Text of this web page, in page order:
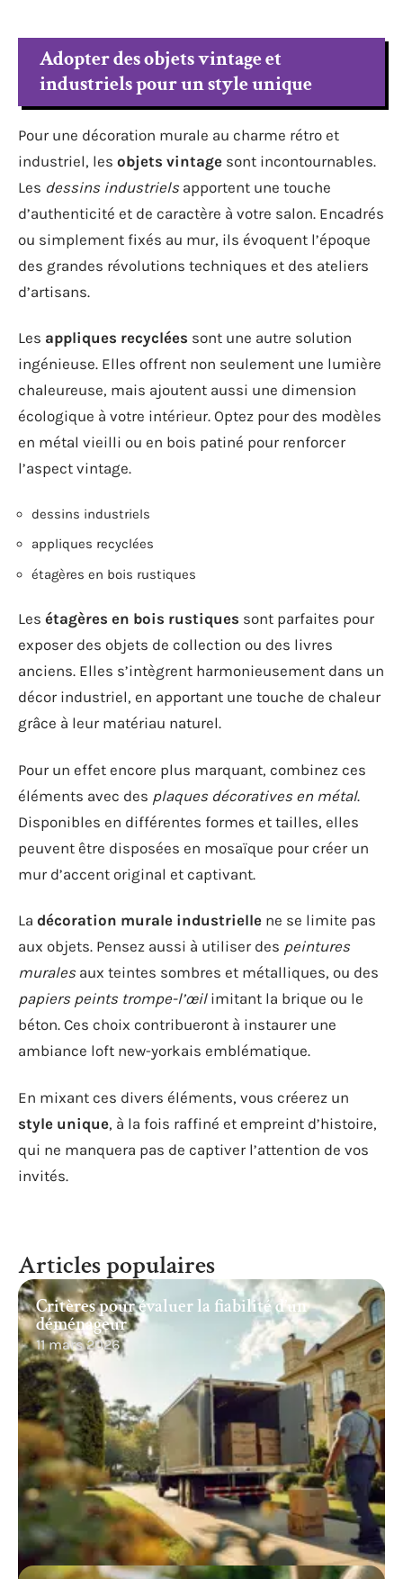
Adopter des objets vintage et
industriels pour un style unique
Pour une décoration murale au charme rétro et
industriel, les objets vintage sont incontournables.
Les dessins industrielsapportent une touche
d’authenticité et de caractère à votre salon. Encadrés
ou simplement fixés au mur, ils évoquent l’époque
des grandes révolutions techniques et des ateliers
d’artisans.
Les appliques recyclées sont une autre solution
ingénieuse. Elles offrent non seulement une lumière
chaleureuse, mais ajoutent aussi une dimension
écologique à votre intérieur. Optez pour des modèles
en métal vieilli ou en bois patiné pour renforcer
l’aspect vintage.
dessins industriels
appliques recyclées
étagères en bois rustiques
Les étagères en bois rustiques sont parfaites pour
exposer des objets de collection ou des livres
anciens. Elles s’intègrent harmonieusement dans un
décor industriel, en apportant une touche de chaleur
grâce à leur matériau naturel.
Pour un effet encore plus marquant, combinez ces
éléments avec des plaques décoratives en métal.
Disponibles en différentes formes et tailles, elles
peuvent être disposées en mosaïque pour créer un
mur d’accent original et captivant.
La décoration murale industrielle ne se limite pas
aux objets. Pensez aussi à utiliser des peintures
muralesaux teintes sombres et métalliques, ou des
papiers peints trompe-l’œilimitant la brique ou le
béton. Ces choix contribueront à instaurer une
ambiance loft new-yorkais emblématique.
En mixant ces divers éléments, vous créerez un
style unique, à la fois raffiné et empreint d’histoire,
qui ne manquera pas de captiver l’attention de vos
invités.
Articles populaires
Critères pour évaluer la fiabilité d’un
déménageur
11 mars 2026